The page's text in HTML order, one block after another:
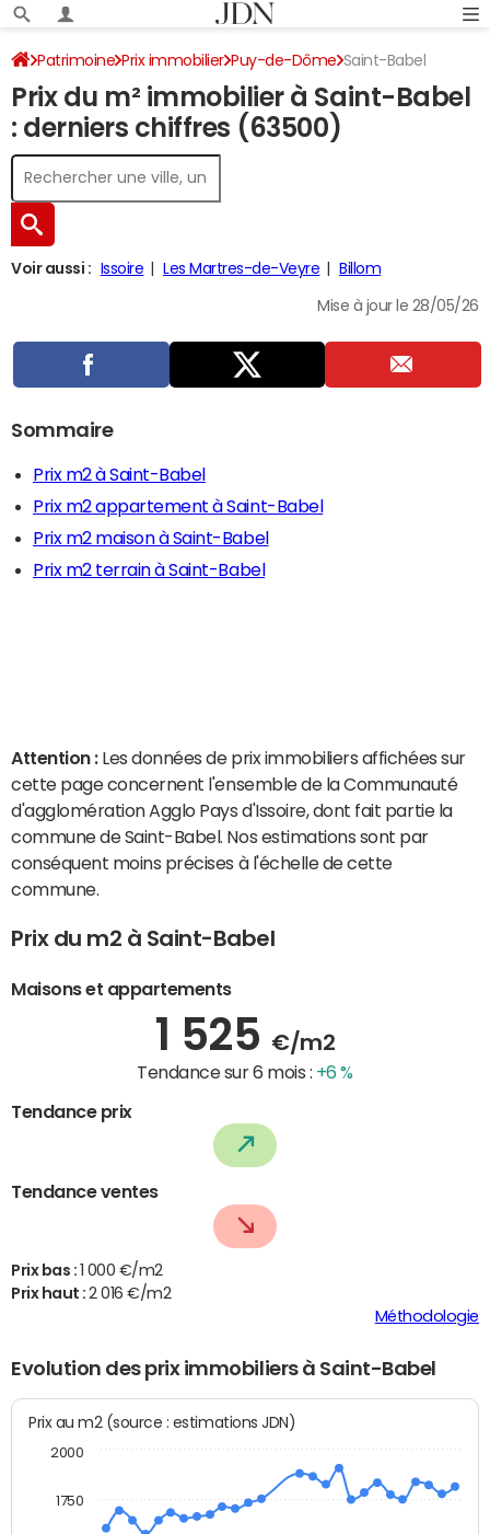
Patrimoine Prix immobilier Puy-de-Dôme Saint-Babel
Prix du m² immobilier à Saint-Babel
: derniers chiffres (63500)
Voir aussi : Issoire Les Martres-de-Veyre Billom
Mise à jour le 28/05/26
Sommaire
Prix m2 à Saint-Babel
Prix m2 appartement à Saint-Babel
Prix m2 maison à Saint-Babel
Prix m2 terrain à Saint-Babel
Attention : Les données de prix immobiliers affichées sur
cette page concernent l'ensemble de la Communauté
d'agglomération Agglo Pays d'Issoire, dont fait partie la
commune de Saint-Babel. Nos estimations sont par
conséquent moins précises à l'échelle de cette
commune.
Prix du m2 à Saint-Babel
Maisons et appartements
1 525 €/m2
Tendance sur 6 mois : +6 %
Tendance prix
Tendance ventes
Prix bas :
1 000 €/m2
Prix haut :2 016 €/m2
Méthodologie
Evolution des prix immobiliers à Saint-Babel
Prix au m2 (source : estimations JDN)
1750
2000